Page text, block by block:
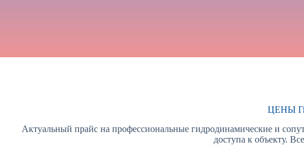
ЦЕНЫ
Актуальный прайс на профессиональные гидродинамические и
доступа к объекту.